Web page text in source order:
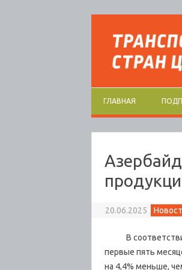
Перейти к
ГЛАВНАЯ
20.06.2025
В
первые пять
на 4,4% меньше,